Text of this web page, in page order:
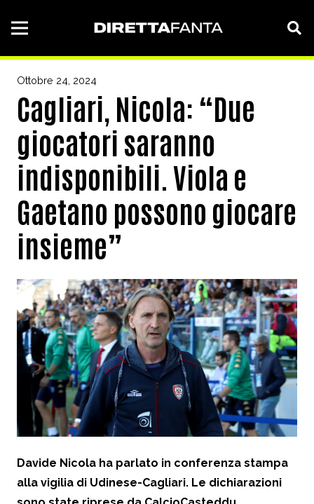
Ottobre 24, 2024
Cagliari, Nicola: “Due
giocatori saranno
indisponibili. Viola e
Gaetano possono giocare
insieme”
Davide Nicola ha parlato in conferenza stampa
alla vigilia di Udinese-Cagliari. Le dichiarazioni